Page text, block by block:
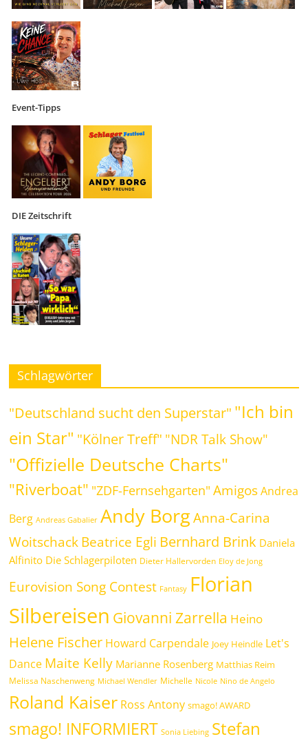
Event-Tipps
DIE Zeitschrift
Schlagwörter
"Deutschland sucht den Superstar" "Ich bin
ein Star" "Kölner Treff" "NDR Talk Show"
"Offizielle Deutsche Charts"
"Riverboat" "ZDF-Fernsehgarten" Amigos Andrea
Berg Andreas Gabalier Andy Borg Anna-Carina
WoitschackBeatrice Egli Bernhard Brink Daniela
Alfinito Die Schlagerpiloten Dieter Hallervorden Eloy de Jong
Eurovision Song Contest Fantasy Florian
Silbereisen Giovanni Zarrella Heino
Helene Fischer Howard Carpendale Joey Heindle Let's
Dance Maite Kelly Marianne Rosenberg Matthias Reim
Melissa Naschenweng Michael Wendler Michelle Nicole Nino de Angelo
Roland Kaiser Ross Antony smago! AWARD
smago! INFORMIERT Sonia Liebing Stefan